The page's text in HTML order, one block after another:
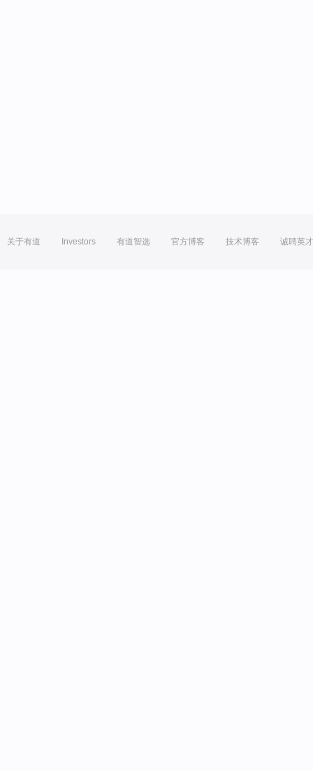
关于有道 Investors 有道智选 官方博客 技术博客 诚聘英才